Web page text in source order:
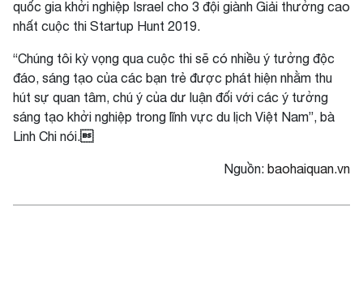
quốc gia khởi nghiệp Israel cho 3 đội giành Giải thưởng cao
nhất cuộc thi Startup Hunt 2019.
“Chúng tôi kỳ vọng qua cuộc thi sẽ có nhiều ý tưởng độc
đáo, sáng tạo của các bạn trẻ được phát hiện nhằm thu
hút sự quan tâm, chú ý của dư luận đối với các ý tưởng
sáng tạo khởi nghiệp trong lĩnh vực du lịch Việt Nam”, bà
Linh Chi nói.
Nguồn: baohaiquan.vn